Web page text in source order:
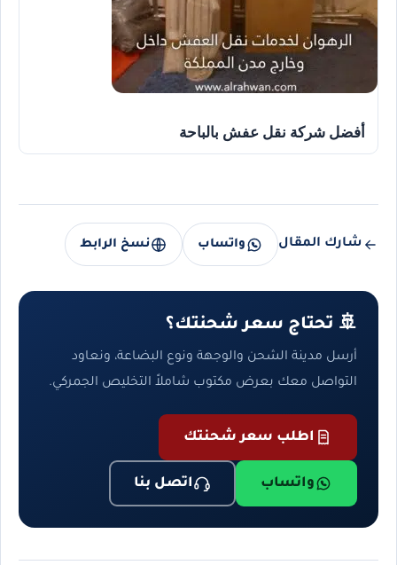
أفضل شركة نقل عفش بالباحة
شارك المقال واتساب نسخ الرابط
🚢 تحتاج سعر شحنتك؟
أرسل مدينة الشحن والوجهة ونوع البضاعة، ونعاود
التواصل معك بعرض مكتوب شاملاً التخليص الجمركي.
اطلب سعر شحنتك
واتساب اتصل بنا